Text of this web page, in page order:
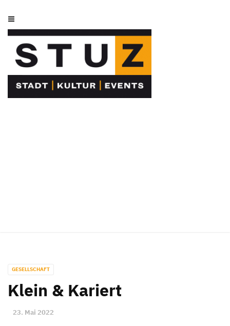
GESELLSCHAFT
Klein & Kariert
23. Mai 2022